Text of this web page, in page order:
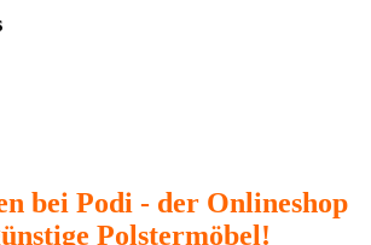
bei Podi - der Onlineshop
Polstermöbel!